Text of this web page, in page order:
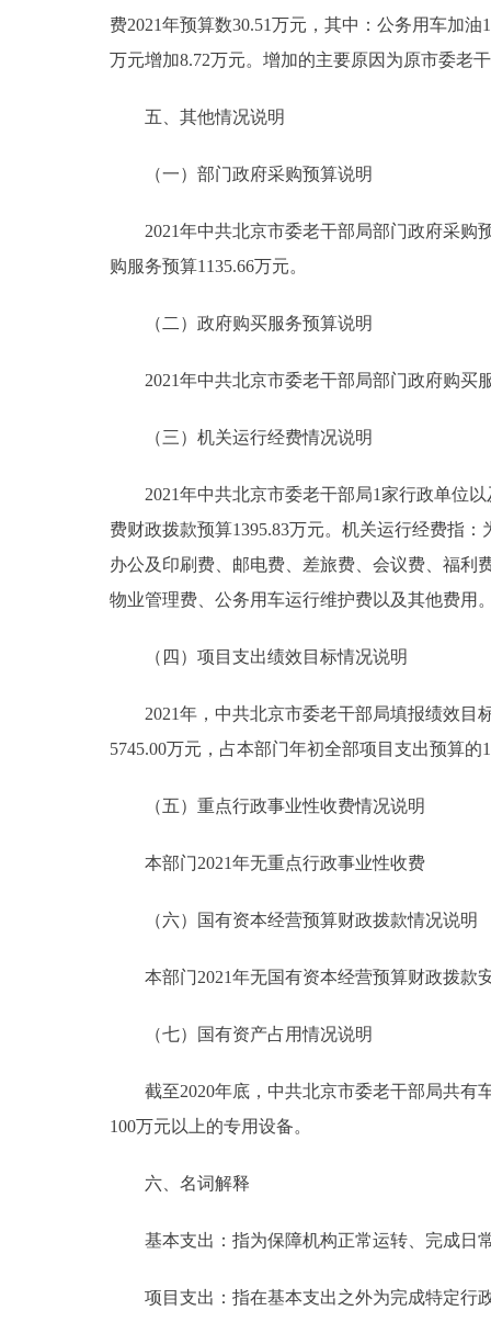
费2021年预算数30.51万元，其中：公务用车加
万元增加8.72万元。增加的主要原因为原市委老
五、其他情况说明
（一）部门政府采购预算说明
2021年中共北京市委老干部局部门政府采购预
购服务预算1135.66万元。
（二）政府购买服务预算说明
2021年中共北京市委老干部局部门政府购买
（三）机关运行经费情况说明
2021年中共北京市委老干部局1家行政单位以
费财政拨款预算1395.83万元。机关运行经费指
办公及印刷费、邮电费、差旅费、会议费、福利
物业管理费、公务用车运行维护费以及其他费用
（四）项目支出绩效目标情况说明
2021年，中共北京市委老干部局填报绩效目标
5745.00万元，占本部门年初全部项目支出预算的
（五）重点行政事业性收费情况说明
本部门2021年无重点行政事业性收费
（六）国有资本经营预算财政拨款情况说明
本部门2021年无国有资本经营预算财政拨款
（七）国有资产占用情况说明
截至2020年底，中共北京市委老干部局共有车
100万元以上的专用设备。
六、名词解释
基本支出：指为保障机构正常运转、完成日
项目支出：指在基本支出之外为完成特定行